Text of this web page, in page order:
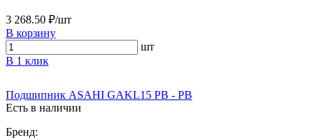
3 268.50 ₽/шт
В корзину
шт
В 1 клик
Подшипник ASAHI GAKL15 PB - PB
Есть в наличии
Бренд: